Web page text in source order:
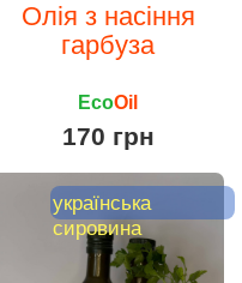
Олія з насіння
гарбуза
EcoOil
170 грн
українська
сировина